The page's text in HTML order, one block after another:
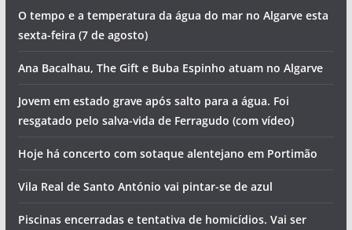
O tempo e a temperatura da água do mar no Algarve esta
sexta-feira (7 de agosto)
Ana Bacalhau, The Gift e Buba Espinho atuam no Algarve
Jovem em estado grave após salto para a água. Foi
resgatado pelo salva-vida de Ferragudo (com vídeo)
Hoje há concerto com sotaque alentejano em Portimão
Vila Real de Santo António vai pintar-se de azul
Piscinas encerradas e tentativa de homicídios. Vai ser